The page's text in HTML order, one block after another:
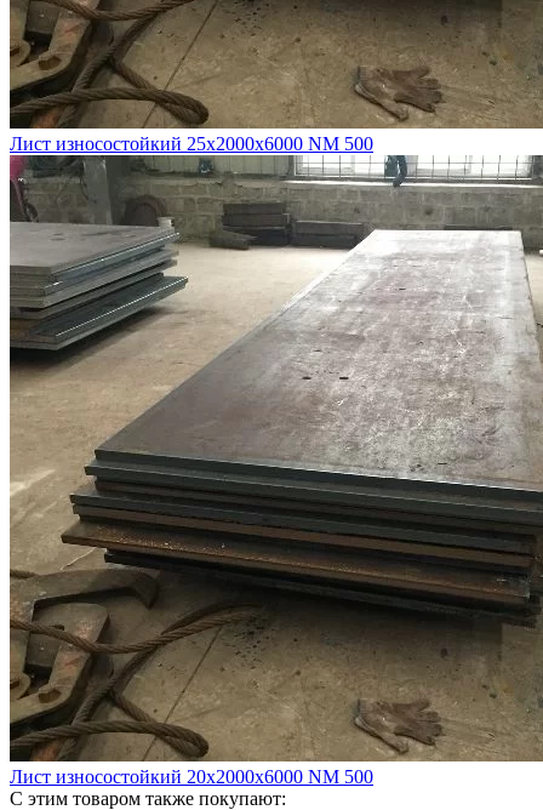
Лист износостойкий 25х2000х6000 NM 500
Лист износостойкий 20х2000х6000 NM 500
С этим товаром также покупают: